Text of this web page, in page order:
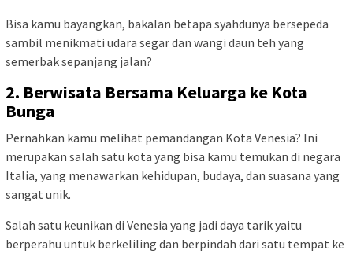
Bisa kamu bayangkan, bakalan betapa syahdunya bersepeda
sambil menikmati udara segar dan wangi daun teh yang
semerbak sepanjang jalan?
2. Berwisata Bersama Keluarga ke Kota
Bunga
Pernahkan kamu melihat pemandangan Kota Venesia? Ini
merupakan salah satu kota yang bisa kamu temukan di negara
Italia, yang menawarkan kehidupan, budaya, dan suasana yang
sangat unik.
Salah satu keunikan di Venesia yang jadi daya tarik yaitu
berperahu untuk berkeliling dan berpindah dari satu tempat ke